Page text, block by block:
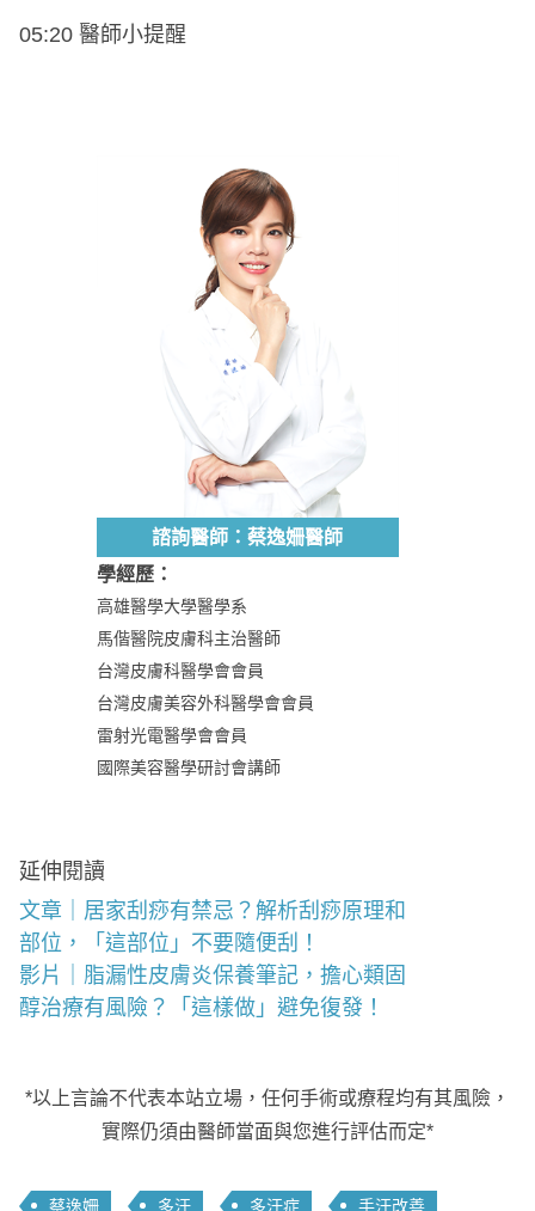
05:20 醫師小提醒
諮詢醫師：蔡逸姍醫師
學經歷：
高雄醫學大學醫學系
馬偕醫院皮膚科主治醫師
台灣皮膚科醫學會會員
台灣皮膚美容外科醫學會會員
雷射光電醫學會會員
國際美容醫學研討會講師
延伸閱讀
文章｜居家刮痧有禁忌？解析刮痧原理和
部位，「這部位」不要隨便刮！
影片｜脂漏性皮膚炎保養筆記，擔心類固
醇治療有風險？「這樣做」避免復發！
*以上言論不代表本站立場，任何手術或療程均有其風險，
實際仍須由醫師當面與您進行評估而定*
蔡逸姍 多汗 多汗症 手汗改善